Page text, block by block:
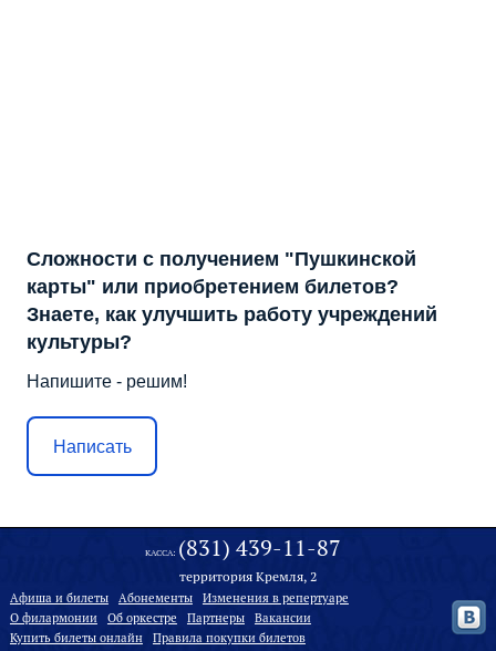
Сложности с получением "Пушкинской
карты" или приобретением билетов?
Знаете, как улучшить работу учреждений
культуры?
Напишите - решим!
Написать
КАССА: (831) 439-11-87
территория Кремля, 2
Афиша и билеты Абонементы
Изменения в репертуаре
О филармонии
Oб оркестре Партнеры
Вакансии
Купить билеты онлайн
Правила покупки билетов